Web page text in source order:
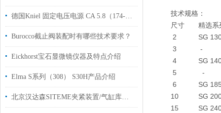
德国Kniel 固定电压电源 CA 5.8（174-000-02）用于医疗以及实验至技术
Burocco截止阀装配时有哪些技术要求？
Eickhorst宝石显微镜仪器及特点介绍
Elma S系列（308） S30H产品介绍
北京汉达森SITEME夹紧装置/气缸库存现货型号增加
技术规格：
尺寸 精选系列
2 SG
3 -
4 SG
5 -
6 SG
10 SG
15 SG